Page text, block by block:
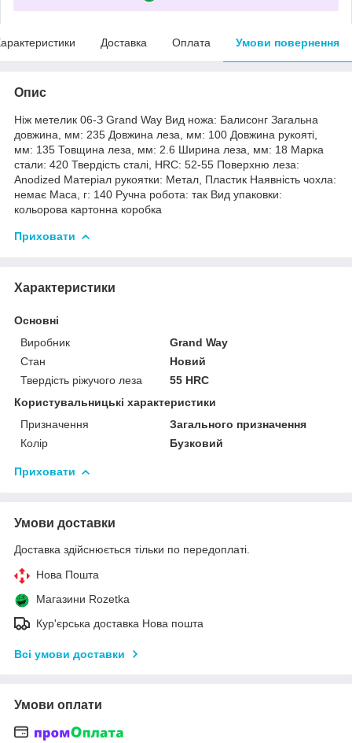
Доставка Оплата Умови повернення
Опис
Ніж метелик 06-З Grand Way Вид ножа: Балисонг Загальна
довжина, мм: 235 Довжина леза, мм: 100 Довжина рукояті,
мм: 135 Товщина леза, мм: 2.6 Ширина леза, мм: 18 Марка
стали: 420 Твердість сталі, HRC: 52-55 Поверхню леза:
Anodized Матеріал рукоятки: Метал, Пластик Наявність чохла:
немає Маса, г: 140 Ручна робота: так Вид упаковки:
кольорова картонна коробка
Приховати
Характеристики
Основні
Виробник
Grand Way
Стан
Новий
Твердість ріжучого леза
55 HRC
Користувальницькі характеристики
Призначення
Загального призначення
Колір
Бузковий
Приховати
Умови доставки
Доставка здійснюється тільки по передоплаті.
Нова Пошта
Магазини Rozetka
Кур'єрська доставка Нова пошта
Всі умови доставки
Умови оплати